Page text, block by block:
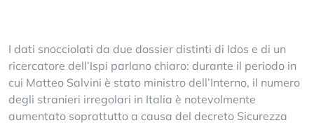
I dati snocciolati da due dossier distinti di Idos e di un
ricercatore dell’Ispi parlano chiaro: durante il periodo in
cui Matteo Salvini è stato ministro dell’Interno, il numero
degli stranieri irregolari in Italia è notevolmente
aumentato soprattutto a causa del decreto Sicurezza